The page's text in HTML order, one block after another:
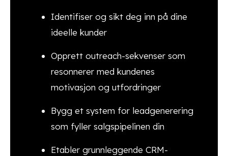
Identifiser og sikt deg inn på dine
ideelle kunder
Opprett outreach-sekvenser som
resonnerer med kundenes
motivasjon og utfordringer
Bygg et system for leadgenerering
som fyller salgspipelinen din
Etabler grunnleggende CRM-